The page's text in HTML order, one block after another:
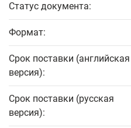
Статус документа:
Формат:
Срок поставки (английская
версия):
Срок поставки (русская
версия):